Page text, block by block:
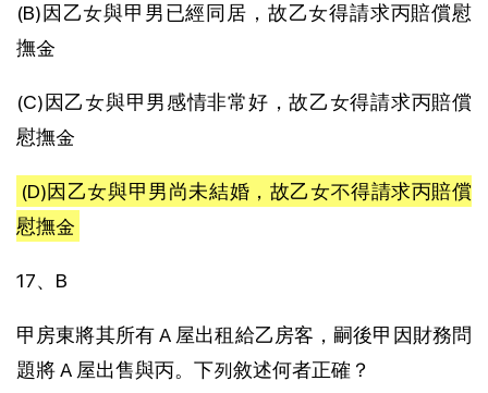
(B)因乙女與甲男已經同居，故乙女得請求丙賠償慰
撫金
(C)因乙女與甲男感情非常好，故乙女得請求丙賠償
慰撫金
(D)因乙女與甲男尚未結婚，故乙女不得請求丙賠償
慰撫金
17、B
甲房東將其所有 A 屋出租給乙房客，嗣後甲因財務問
題將 A 屋出售與丙。下列敘述何者正確？